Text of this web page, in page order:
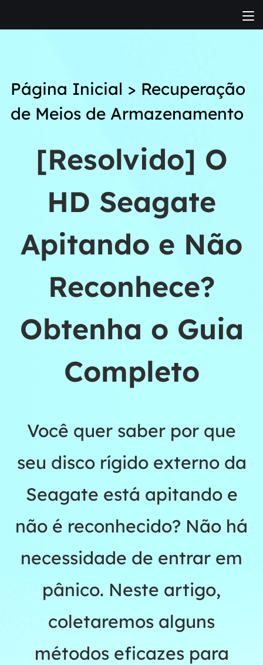
Página Inicial > Recuperação
de Meios de Armazenamento
[Resolvido] O
HD Seagate
Apitando e Não
Reconhece?
Obtenha o Guia
Completo
Você quer saber por que
seu disco rígido externo da
Seagate está apitando e
não é reconhecido? Não há
necessidade de entrar em
pânico. Neste artigo,
coletaremos alguns
métodos eficazes para